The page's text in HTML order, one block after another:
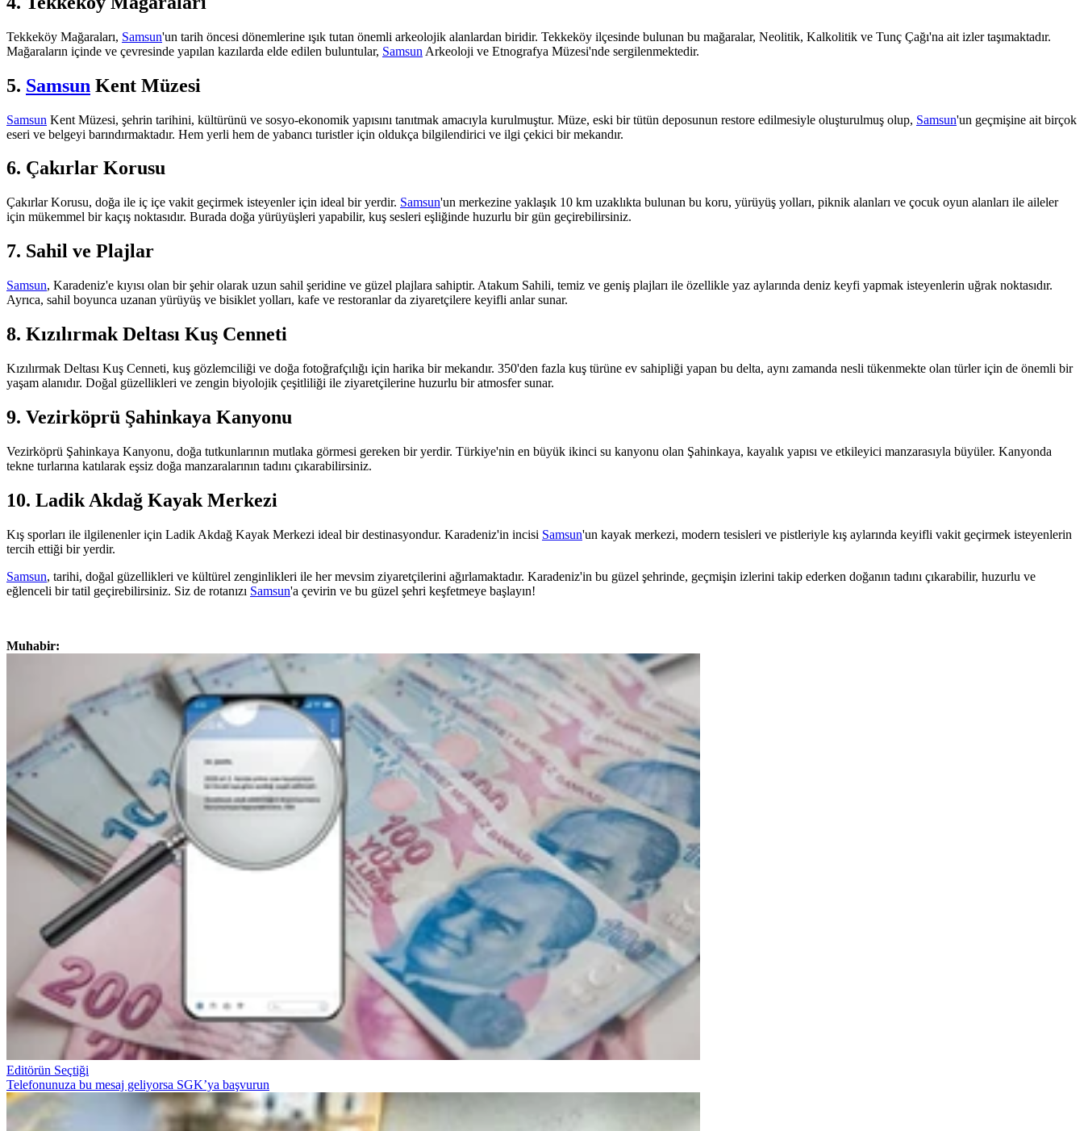
Tekkeköy Mağaraları, Samsun'un tarih öncesi dönemlerine ışık tutan önemli arkeolojik alanlardan biridir. Tekkeköy ilçesinde bulunan bu mağaralar, Neolitik, Kalkolitik ve Tunç Çağı'na ait izler taşımaktadır.
Mağaraların içinde ve çevresinde yapılan kazılarda elde edilen buluntular, Samsun Arkeoloji ve Etnografya Müzesi'nde sergilenmektedir.
5. Samsun Kent Müzesi
Samsun Kent Müzesi, şehrin tarihini, kültürünü ve sosyo-ekonomik yapısını tanıtmak amacıyla kurulmuştur. Müze, eski bir tütün deposunun restore edilmesiyle oluşturulmuş olup, Samsun'un geçmişine ait birçok
eseri ve belgeyi barındırmaktadır. Hem yerli hem de yabancı turistler için oldukça bilgilendirici ve ilgi çekici bir mekandır.
6. Çakırlar Korusu
Çakırlar Korusu, doğa ile iç içe vakit geçirmek isteyenler için ideal bir yerdir. Samsun'un merkezine yaklaşık 10 km uzaklıkta bulunan bu koru, yürüyüş yolları, piknik alanları ve çocuk oyun alanları ile aileler
için mükemmel bir kaçış noktasıdır. Burada doğa yürüyüşleri yapabilir, kuş sesleri eşliğinde huzurlu bir gün geçirebilirsiniz.
7. Sahil ve Plajlar
Samsun, Karadeniz'e kıyısı olan bir şehir olarak uzun sahil şeridine ve güzel plajlara sahiptir. Atakum Sahili, temiz ve geniş plajları ile özellikle yaz aylarında deniz keyfi yapmak isteyenlerin uğrak noktasıdır.
Ayrıca, sahil boyunca uzanan yürüyüş ve bisiklet yolları, kafe ve restoranlar da ziyaretçilere keyifli anlar sunar.
8. Kızılırmak Deltası Kuş Cenneti
Kızılırmak Deltası Kuş Cenneti, kuş gözlemciliği ve doğa fotoğrafçılığı için harika bir mekandır. 350'den fazla kuş türüne ev sahipliği yapan bu delta, aynı zamanda nesli tükenmekte olan türler için de önemli bir
yaşam alanıdır. Doğal güzellikleri ve zengin biyolojik çeşitliliği ile ziyaretçilerine huzurlu bir atmosfer sunar.
9. Vezirköprü Şahinkaya Kanyonu
Vezirköprü Şahinkaya Kanyonu, doğa tutkunlarının mutlaka görmesi gereken bir yerdir. Türkiye'nin en büyük ikinci su kanyonu olan Şahinkaya, kayalık yapısı ve etkileyici manzarasıyla büyüler. Kanyonda
tekne turlarına katılarak eşsiz doğa manzaralarının tadını çıkarabilirsiniz.
10. Ladik Akdağ Kayak Merkezi
Kış sporları ile ilgilenenler için Ladik Akdağ Kayak Merkezi ideal bir destinasyondur. Karadeniz'in incisi Samsun'un kayak merkezi, modern tesisleri ve pistleriyle kış aylarında keyifli vakit geçirmek isteyenlerin
tercih ettiği bir yerdir.
Samsun, tarihi, doğal güzellikleri ve kültürel zenginlikleri ile her mevsim ziyaretçilerini ağırlamaktadır. Karadeniz'in bu güzel şehrinde, geçmişin izlerini takip ederken doğanın tadını çıkarabilir, huzurlu ve
eğlenceli bir tatil geçirebilirsiniz. Siz de rotanızı Samsun'a çevirin ve bu güzel şehri keşfetmeye başlayın!
Muhabir:
Editörün Seçtiği
Telefonunuza bu mesaj geliyorsa SGK’ya başvurun